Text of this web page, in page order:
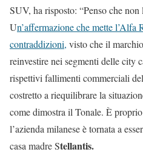
SUV, ha risposto: “Penso che
Un’affermazione che mette
contraddizioni, visto che il
reinvestire nei segmenti delle city
rispettivi fallimenti commerciali
costretto a riequilibrare la
come dimostra il Tonale. È
l’azienda milanese è tornata a
casa madre Stellantis.